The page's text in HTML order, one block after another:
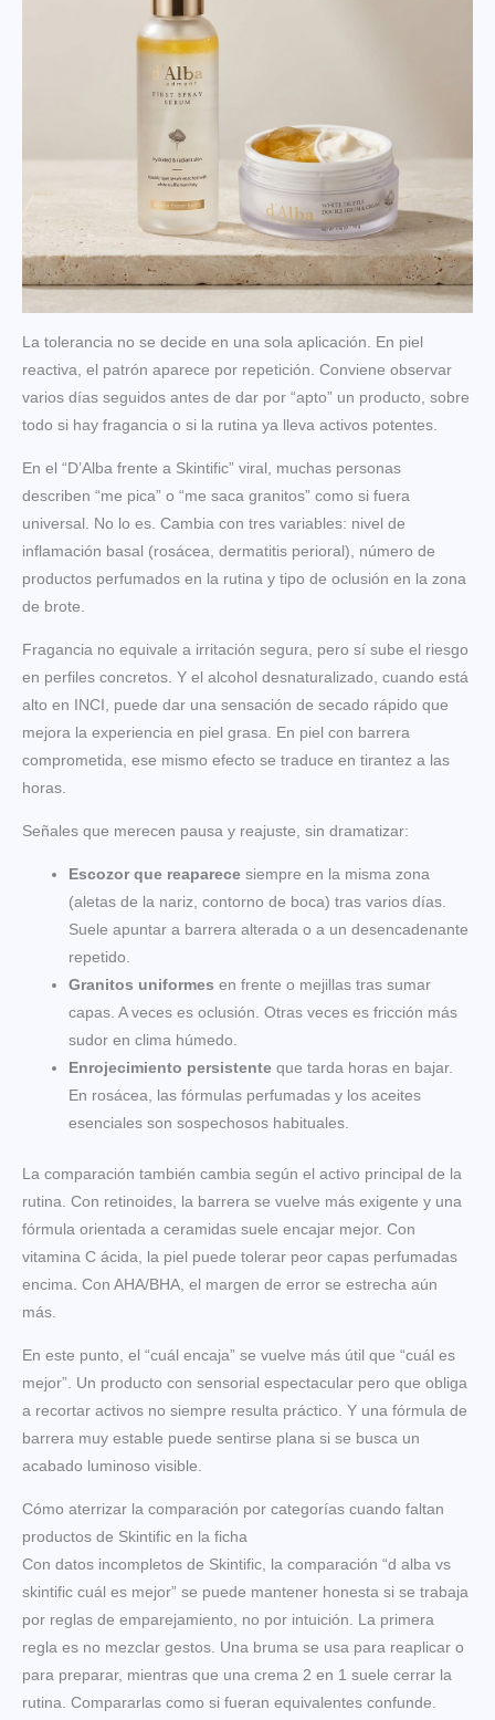
La tolerancia no se decide en una sola aplicación. En piel
reactiva, el patrón aparece por repetición. Conviene observar
varios días seguidos antes de dar por “apto” un producto, sobre
todo si hay fragancia o si la rutina ya lleva activos potentes.
En el “D’Alba frente a Skintific” viral, muchas personas
describen “me pica” o “me saca granitos” como si fuera
universal. No lo es. Cambia con tres variables: nivel de
inflamación basal (rosácea, dermatitis perioral), número de
productos perfumados en la rutina y tipo de oclusión en la zona
de brote.
Fragancia no equivale a irritación segura, pero sí sube el riesgo
en perfiles concretos. Y el alcohol desnaturalizado, cuando está
alto en INCI, puede dar una sensación de secado rápido que
mejora la experiencia en piel grasa. En piel con barrera
comprometida, ese mismo efecto se traduce en tirantez a las
horas.
Señales que merecen pausa y reajuste, sin dramatizar:
Escozor que reaparece siempre en la misma zona
(aletas de la nariz, contorno de boca) tras varios días.
Suele apuntar a barrera alterada o a un desencadenante
repetido.
Granitos uniformes en frente o mejillas tras sumar
capas. A veces es oclusión. Otras veces es fricción más
sudor en clima húmedo.
Enrojecimiento persistente que tarda horas en bajar.
En rosácea, las fórmulas perfumadas y los aceites
esenciales son sospechosos habituales.
La comparación también cambia según el activo principal de la
rutina. Con retinoides, la barrera se vuelve más exigente y una
fórmula orientada a ceramidas suele encajar mejor. Con
vitamina C ácida, la piel puede tolerar peor capas perfumadas
encima. Con AHA/BHA, el margen de error se estrecha aún
más.
En este punto, el “cuál encaja” se vuelve más útil que “cuál es
mejor”. Un producto con sensorial espectacular pero que obliga
a recortar activos no siempre resulta práctico. Y una fórmula de
barrera muy estable puede sentirse plana si se busca un
acabado luminoso visible.
Cómo aterrizar la comparación por categorías cuando faltan
productos de Skintific en la ficha
Con datos incompletos de Skintific, la comparación “d alba vs
skintific cuál es mejor” se puede mantener honesta si se trabaja
por reglas de emparejamiento, no por intuición. La primera
regla es no mezclar gestos. Una bruma se usa para reaplicar o
para preparar, mientras que una crema 2 en 1 suele cerrar la
rutina. Compararlas como si fueran equivalentes confunde.